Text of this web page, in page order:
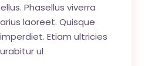
Phasellus viverra
laoreet. Quisque
Etiam ultricies
ul